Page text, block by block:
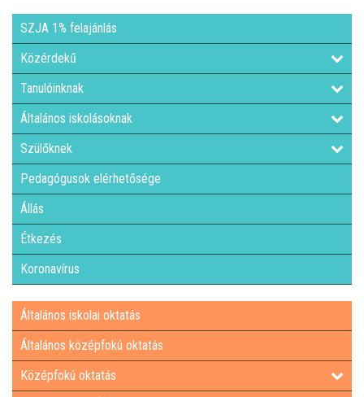
SZJA 1% felajánlás
Közérdekű
Tanulóinknak
Általános iskolásoknak
Szülőknek
Pedagógusok elérhetősége
Állás
Étkezés
Koronavírus
Általános iskolai oktatás
Általános középfokú oktatás
Középfokú oktatás